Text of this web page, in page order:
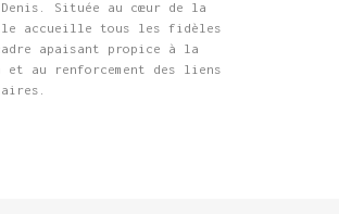
Située au cœur de la
accueille tous les fidèles
apaisant propice à la
et au renforcement des liens